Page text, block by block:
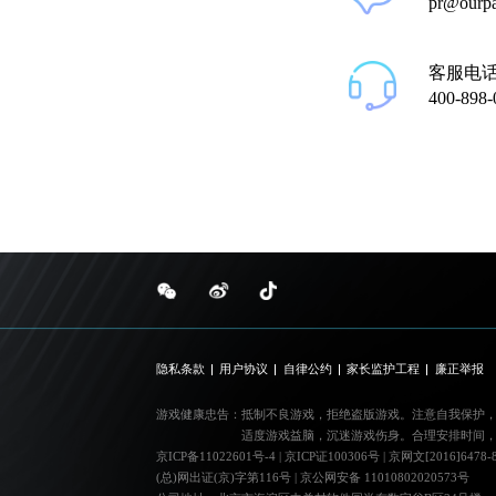
客服电
400-
隐私条款 用户协议 自律公约 家长监护工程 廉正举报
游戏健康忠告： 抵制不良游戏，拒绝盗版游戏。注意自我保护
适度游戏益脑，沉迷游戏伤身。合理安排时间
京ICP备11022601号-4| 京ICP证100306号
京网文[2016]6478-
(总)网出证(京)字第116号|
京公网安备 11010802020573号